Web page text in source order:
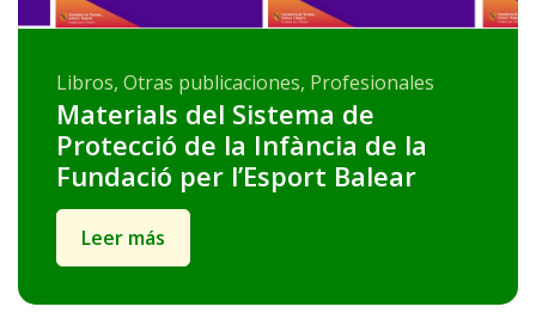
Libros, Otras publicaciones, Profesionales
Materials del Sistema de
Protecció de la Infància de la
Fundació per l’Esport Balear
Leer más